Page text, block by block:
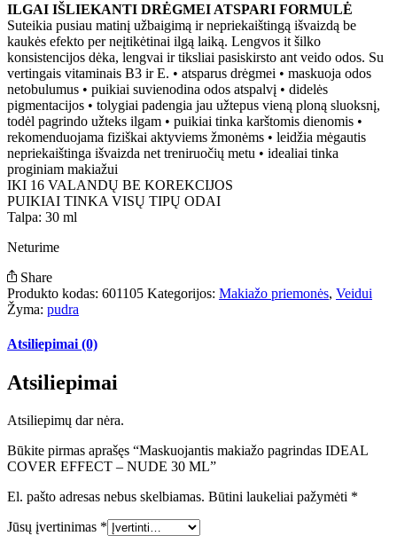
ILGAI IŠLIEKANTI DRĖGMEI ATSPARI FORMULĖ
Suteikia pusiau matinį užbaigimą ir nepriekaištingą išvaizdą be
kaukės efekto per neįtikėtinai ilgą laiką. Lengvos it šilko
konsistencijos dėka, lengvai ir tiksliai pasiskirsto ant veido odos. Su
vertingais vitaminais B3 ir E. • atsparus drėgmei • maskuoja odos
netobulumus • puikiai suvienodina odos atspalvį • didelės
pigmentacijos • tolygiai padengia jau užtepus vieną ploną sluoksnį,
todėl pagrindo užteks ilgam • puikiai tinka karštomis dienomis •
rekomenduojama fiziškai aktyviems žmonėms • leidžia mėgautis
nepriekaištinga išvaizda net treniruočių metu • idealiai tinka
proginiam makiažui
IKI 16 VALANDŲ BE KOREKCIJOS
PUIKIAI TINKA VISŲ TIPŲ ODAI
Talpa: 30 ml
Neturime
Share
Produkto kodas: 601105 Kategorijos: Makiažo priemonės, Veidui
Žyma: pudra
Atsiliepimai (0)
Atsiliepimai
Atsiliepimų dar nėra.
Būkite pirmas aprašęs “Maskuojantis makiažo pagrindas IDEAL
COVER EFFECT – NUDE 30 ML”
El. pašto adresas nebus skelbiamas. Būtini laukeliai pažymėti *
Jūsų įvertinimas *